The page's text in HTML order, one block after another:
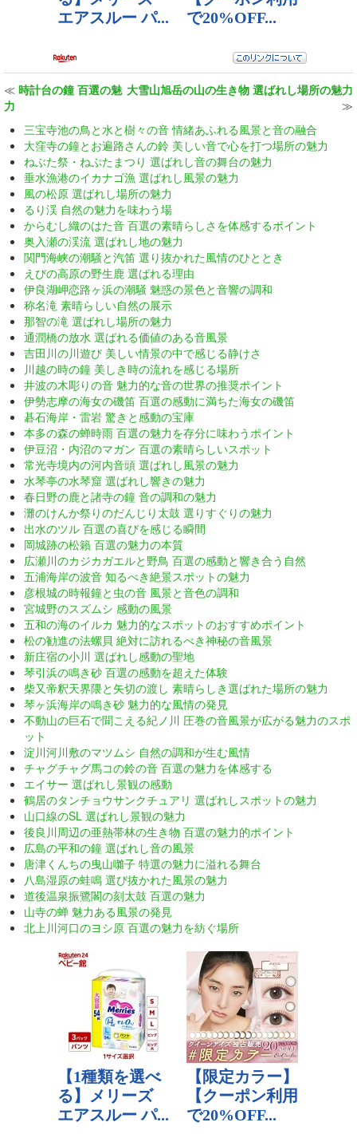
≪ 時計台の鐘 百選の魅
力
大雪山旭岳の山の生き物 選ばれし場所の魅力
≫
三宝寺池の鳥と水と樹々の音 情緒あふれる風景と音の融合
大窪寺の鐘とお遍路さんの鈴 美しい音で心を打つ場所の魅力
ねぶた祭・ねぷたまつり 選ばれし音の舞台の魅力
垂水漁港のイカナゴ漁 選ばれし風景の魅力
風の松原 選ばれし場所の魅力
るり渓 自然の魅力を味わう場
からむし織のはた音 百選の素晴らしさを体感するポイント
奥入瀬の渓流 選ばれし地の魅力
関門海峡の潮騒と汽笛 選り抜かれた風情のひととき
えびの高原の野生鹿 選ばれる理由
伊良湖岬恋路ヶ浜の潮騒 魅惑の景色と音響の調和
称名滝 素晴らしい自然の展示
那智の滝 選ばれし場所の魅力
通潤橋の放水 選ばれる価値のある音風景
吉田川の川遊び 美しい情景の中で感じる静けさ
川越の時の鐘 美しき時の流れを感じる場所
井波の木彫りの音 魅力的な音の世界の推奨ポイント
伊勢志摩の海女の磯笛 百選の感動に満ちた海女の磯笛
碁石海岸・雷岩 驚きと感動の宝庫
本多の森の蝉時雨 百選の魅力を存分に味わうポイント
伊豆沼・内沼のマガン 百選の素晴らしいスポット
常光寺境内の河内音頭 選ばれし風景の魅力
水琴亭の水琴窟 選ばれし響きの魅力
春日野の鹿と諸寺の鐘 音の調和の魅力
灘のけんか祭りのだんじり太鼓 選りすぐりの魅力
出水のツル 百選の喜びを感じる瞬間
岡城跡の松籟 百選の魅力の本質
広瀬川のカジカガエルと野鳥 百選の感動と響き合う自然
五浦海岸の波音 知るべき絶景スポットの魅力
彦根城の時報鐘と虫の音 風景と音色の調和
宮城野のスズムシ 感動の風景
五和の海のイルカ 魅力的なスポットのおすすめポイント
松の勧進の法螺貝 絶対に訪れるべき神秘の音風景
新庄宿の小川 選ばれし感動の聖地
琴引浜の鳴き砂 百選の感動を超えた体験
柴又帝釈天界隈と矢切の渡し 素晴らしき選ばれた場所の魅力
琴ヶ浜海岸の鳴き砂 魅力的な風情の発見
不動山の巨石で聞こえる紀ノ川 圧巻の音風景が広がる魅力のスポ
ット
淀川河川敷のマツムシ 自然の調和が生む風情
チャグチャグ馬コの鈴の音 百選の魅力を体感する
エイサー 選ばれし景観の感動
鶴居のタンチョウサンクチュアリ 選ばれしスポットの魅力
山口線のSL 選ばれし景観の魅力
後良川周辺の亜熱帯林の生き物 百選の魅力的ポイント
広島の平和の鐘 選ばれし音の風景
唐津くんちの曳山囃子 特選の魅力に溢れる舞台
八島湿原の蛙鳴 選び抜かれた風景の魅力
道後温泉振鷺閣の刻太鼓 百選の魅力
山寺の蝉 魅力ある風景の発見
北上川河口のヨシ原 百選の魅力を紡ぐ場所